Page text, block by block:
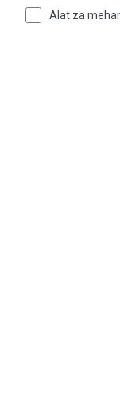
Alat za